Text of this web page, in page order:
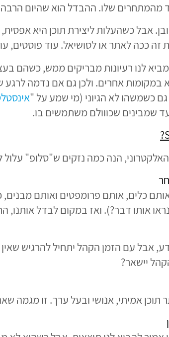
שלו. ההבדל הוא שהיום הרבה
אבל כשהעלות ליצירת תוכן היא
ככה לאתר או לסושיאל. עוד פוסטים,
לנו רעיונות מבריקים ממש, כשהם
אחרים. ולכן גם אם נדמה לרגע
כשמשהו לא הגיוני (מי שמע על "
שמבינים שכווולם משתמשים בו.
הנה כמה נזקים ש"סלופ" עלול
כלים, אותם פרומפטים ואותם מבנים,
אותו דבר?). ואז במקום לבדל אותנו,
אבל עם הזמן הקהל יתחיל להרגיש
יישאר?
תוכן אמיתי, אנושי ובעל ערך. זו מגמה